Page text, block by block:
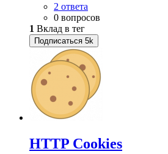
2 ответа
0 вопросов
1 Вклад в тег
Подписаться 5k
HTTP Cookies